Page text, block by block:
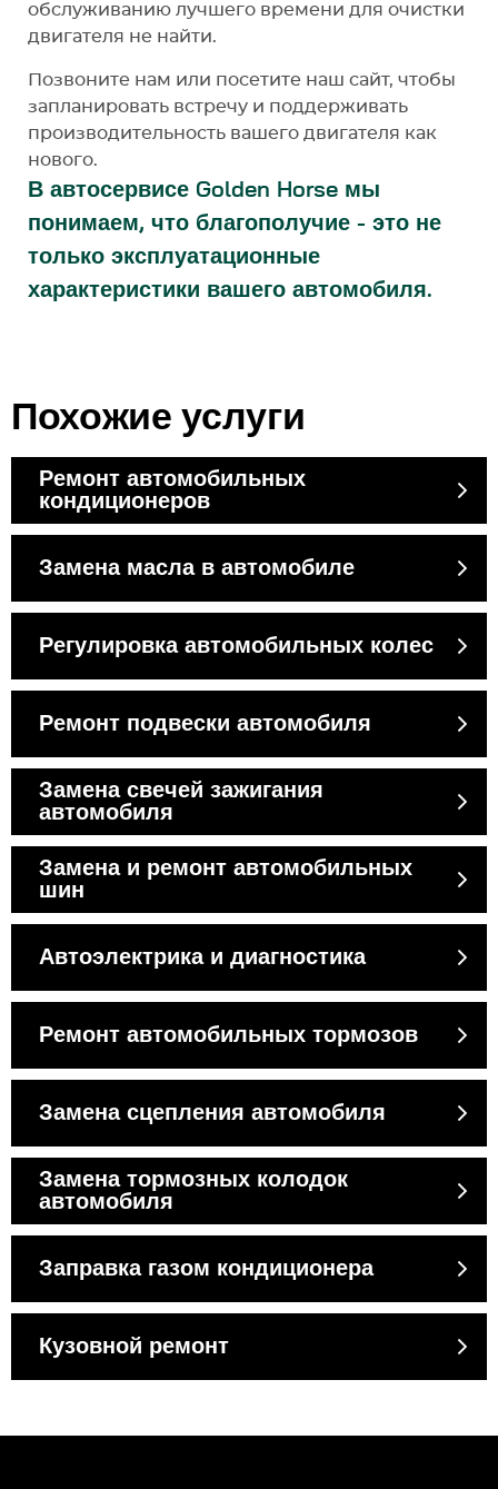
обслуживанию лучшего времени для очистки
двигателя не найти.
Позвоните нам или посетите наш сайт, чтобы
запланировать встречу и поддерживать
производительность вашего двигателя как
нового.
В автосервисе Golden Horse мы
понимаем, что благополучие - это не
только эксплуатационные
характеристики вашего автомобиля.
Похожие услуги
Ремонт автомобильных
кондиционеров
Замена масла в автомобиле
Регулировка автомобильных колес
Ремонт подвески автомобиля
Замена свечей зажигания
автомобиля
Замена и ремонт автомобильных
шин
Автоэлектрика и диагностика
Ремонт автомобильных тормозов
Замена сцепления автомобиля
Замена тормозных колодок
автомобиля
Заправка газом кондиционера
Кузовной ремонт